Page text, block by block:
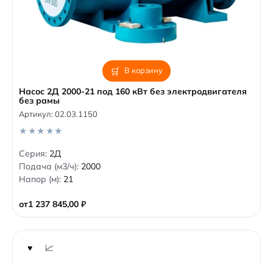
В корзину
Насос 2Д 2000-21 под 160 кВт без электродвигателя
без рамы
от1 237 845,00 ₽
Артикул: 02.03.1150
0
o
u
t
o
5
Серия: 2Д
Подача (м3/ч): 2000
Напор (м): 21